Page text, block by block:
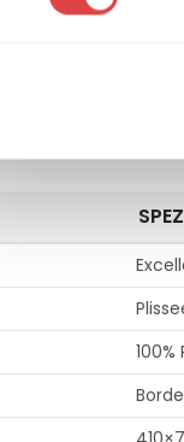
gerecht zu
von 73 cm
Skirting mittels
seine